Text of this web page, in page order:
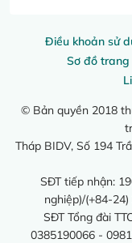
Điều khoản sử
Sơ đồ trang
© Bản quyền 2018
Tháp BIDV, Số 194
SĐT tiếp nhận:
nghiệp)/(+84-
SĐT Tổng đài
0385190066 -